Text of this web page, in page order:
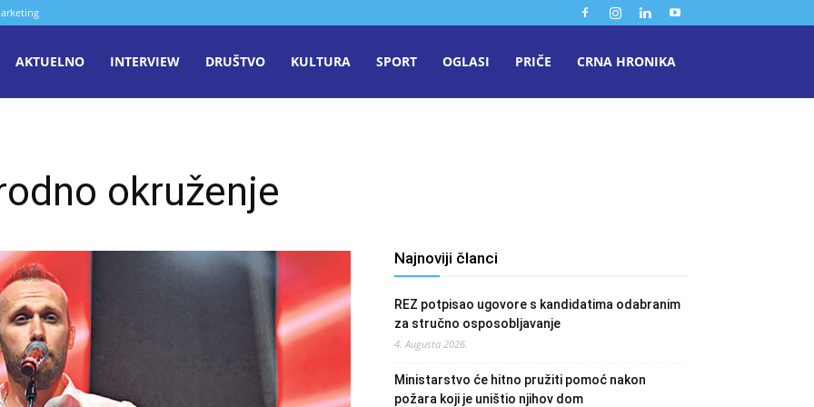
AKTUELNO INTERVIEW DRUŠTVO KULTURA SPORT OGLASI PRIČE CRNA HRONIKA
okruženje
Najnoviji članci
REZ potpisao ugovore s kandidatima odabranim
za stručno osposobljavanje
4. Augusta 2026.
Ministarstvo će hitno pružiti pomoć nakon
požara koji je uništio njihov dom